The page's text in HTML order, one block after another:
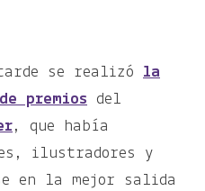
se realizó la
premios del
, que había
ilustradores y
en la mejor salida